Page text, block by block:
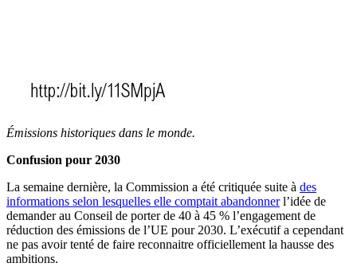
Émissions historiques dans le monde.
Confusion pour 2030
La semaine dernière, la Commission a été critiquée suite à des
informations selon lesquelles elle comptait abandonnerl’idée de
demander au Conseil de porter de 40 à 45 % l’engagement de
réduction des émissions de l’UE pour 2030. L’exécutif a cependant
ne pas avoir tenté de faire reconnaitre officiellement la hausse des
ambitions.